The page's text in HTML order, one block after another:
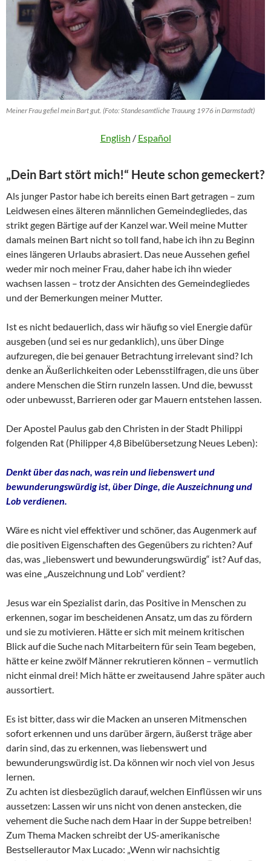
Meiner Frau gefiel mein Bart gut. (Foto: Standesamtliche Trauung 1976 in Darmstadt)
English / Español
„Dein Bart stört mich!“ Heute schon gemeckert?
Als junger Pastor habe ich bereits einen Bart getragen – zum
Leidwesen eines älteren männlichen Gemeindegliedes, das
strikt gegen Bärtige auf der Kanzel war. Weil meine Mutter
damals meinen Bart nicht so toll fand, habe ich ihn zu Beginn
eines längeren Urlaubs abrasiert. Das neue Aussehen gefiel
weder mir noch meiner Frau, daher habe ich ihn wieder
wachsen lassen – trotz der Ansichten des Gemeindegliedes
und der Bemerkungen meiner Mutter.
Ist es nicht bedauerlich, dass wir häufig so viel Energie dafür
ausgeben (und sei es nur gedanklich), uns über Dinge
aufzuregen, die bei genauer Betrachtung irrelevant sind? Ich
denke an Äußerlichkeiten oder Lebensstilfragen, die uns über
andere Menschen die Stirn runzeln lassen. Und die, bewusst
oder unbewusst, Barrieren oder gar Mauern entstehen lassen.
Der Apostel Paulus gab den Christen in der Stadt Philippi
folgenden Rat (Philipper 4,8 Bibelübersetzung Neues Leben):
Denkt über das nach, was rein und liebenswert und
bewunderungswürdig ist, über Dinge, die Auszeichnung und
Lob verdienen.
Wäre es nicht viel effektiver und schöner, das Augenmerk auf
die positiven Eigenschaften des Gegenübers zu richten? Auf
das, was „liebenswert und bewunderungswürdig“ ist? Auf das,
was eine „Auszeichnung und Lob“ verdient?
Jesus war ein Spezialist darin, das Positive in Menschen zu
erkennen, sogar im bescheidenen Ansatz, um das zu fördern
und sie zu motivieren. Hätte er sich mit meinem kritischen
Blick auf die Suche nach Mitarbeitern für sein Team begeben,
hätte er keine zwölf Männer rekrutieren können – vermutlich
nicht einmal drei! Mich hätte er zweitausend Jahre später auch
aussortiert.
Es ist bitter, dass wir die Macken an unseren Mitmenschen
sofort erkennen und uns darüber ärgern, äußerst träge aber
darin sind, das zu erkennen, was liebenswert und
bewunderungswürdig ist. Da können wir noch viel von Jesus
lernen.
Zu achten ist diesbezüglich darauf, welchen Einflüssen wir uns
aussetzen: Lassen wir uns nicht von denen anstecken, die
vehement die Suche nach dem Haar in der Suppe betreiben!
Zum Thema Macken schreibt der US-amerikanische
Bestsellerautor Max Lucado: „Wenn wir nachsichtig